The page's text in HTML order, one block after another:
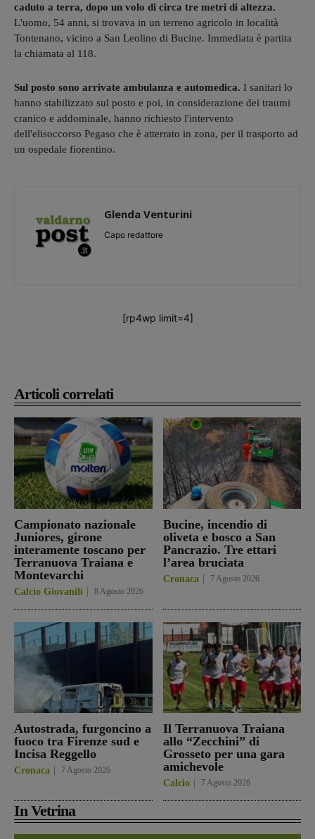
Articoli correlati
Campionato nazionale
Juniores, girone
interamente toscano per
Terranuova Traiana e
Montevarchi
Calcio Giovanili 8 Agosto 2026
Bucine, incendio di
oliveta e bosco a San
Pancrazio. Tre ettari
l’area bruciata
Cronaca 7 Agosto 2026
Autostrada, furgoncino a
fuoco tra Firenze sud e
Incisa Reggello
Cronaca 7 Agosto 2026
Il Terranuova Traiana
allo “Zecchini” di
Grosseto per una gara
amichevole
Calcio 7 Agosto 2026
In Vetrina
caduto a terra, dopo un volo di circa tre metri di altezza.
L'uomo, 54 anni, si trovava in un terreno agricolo in località
Tontenano, vicino a San Leolino di Bucine. Immediata è partita
la chiamata al 118.
Sul posto sono arrivate ambulanza e automedica. I sanitari lo
hanno stabilizzato sul posto e poi, in considerazione dei traumi
cranico e addominale, hanno richiesto l'intervento
dell'elisoccorso Pegaso che è atterrato in zona, per il trasporto ad
un ospedale fiorentino.
Glenda Venturini
Capo redattore
[rp4wp limit=4]